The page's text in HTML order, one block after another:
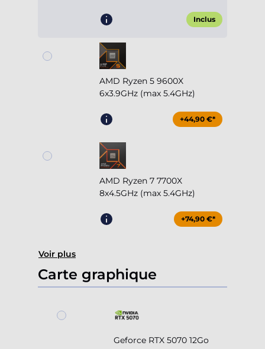
Inclus
AMD Ryzen 5 9600X
6x3.9GHz (max 5.4GHz)
+44,90 €*
AMD Ryzen 7 7700X
8x4.5GHz (max 5.4GHz)
+74,90 €*
Voir plus
Carte graphique
Geforce RTX 5070 12Go